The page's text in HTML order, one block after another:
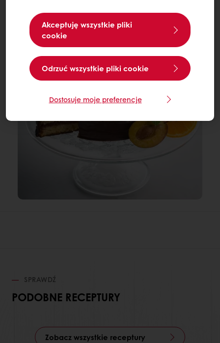
SPRAWDŹ
PODOBNE RECEPTURY
Zobacz wszystkie receptury
Akceptuję wszystkie pliki
cookie
Odrzuć wszystkie pliki cookie
Dostosuje moje preferencje